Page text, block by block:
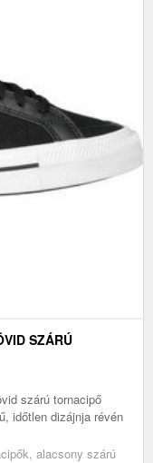
SZÁRÚ
szárú tornacipő
időtlen dizájnja révén
alacsony szárú